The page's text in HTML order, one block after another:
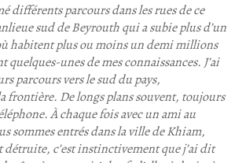
différents parcours dans les rues de ce
sud de Beyrouth qui a subie plus d’un
habitent plus ou moins un demi millions
quelques-unes de mes connaissances. J’ai
parcours vers le sud du pays,
frontière. De longs plans souvent, toujours
À chaque fois avec un ami au
sommes entrés dans la ville de Khiam,
c’est instinctivement que j’ai dit